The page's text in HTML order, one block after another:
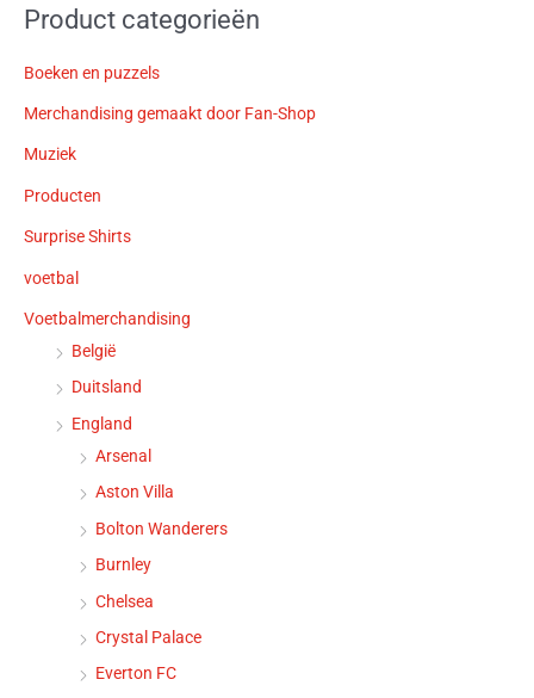
Product categorieën
Boeken en puzzels
Merchandising gemaakt door Fan-Shop
Muziek
Producten
Surprise Shirts
voetbal
Voetbalmerchandising
België
Duitsland
England
Arsenal
Aston Villa
Bolton Wanderers
Burnley
Chelsea
Crystal Palace
Everton FC